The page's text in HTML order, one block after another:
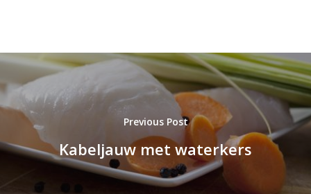
Previous Post
Kabeljauw met waterkers